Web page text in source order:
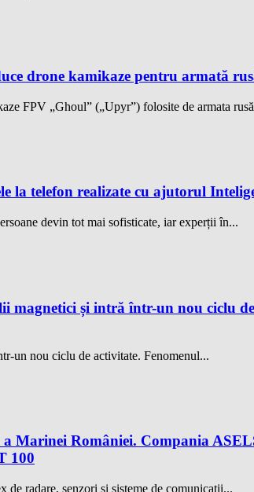
drone kamikaze pentru armată
FPV „Ghoul” („Upyr”) folosite de armata
la telefon realizate cu ajutorul
devin tot mai sofisticate, iar experții în...
și intră într-un nou ciclu
un nou ciclu de activitate. Fenomenul...
Marinei României. Compania
100
de radare, senzori şi sisteme de comunicaţii...